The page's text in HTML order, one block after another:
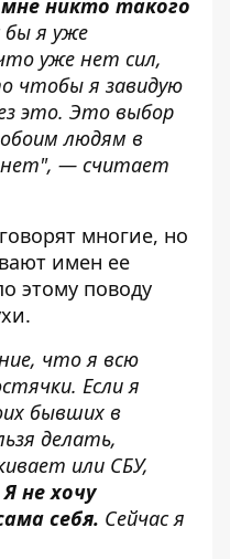
никто такого
бы я уже
уже нет сил,
чтобы я завидую
это. Это выбор
людям в
нет", — считает
многие, но
имен ее
этому поводу
что я всю
Если я
бывших в
делать,
или СБУ,
Я не хочу
себя. Сейчас я